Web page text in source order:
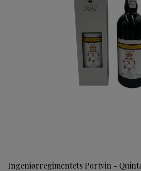
Ingeniørregimentets Portvin -